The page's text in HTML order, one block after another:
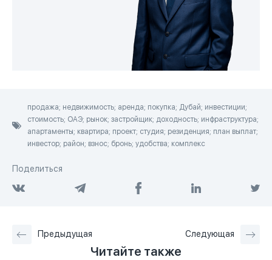
продажа; недвижимость; аренда; покупка; Дубай; инвестиции;
стоимость; ОАЭ; рынок; застройщик; доходность; инфраструктура;
апартаменты; квартира; проект; студия; резиденция; план выплат;
инвестор; район; взнос; бронь; удобства; комплекс
Поделиться
Предыдущая Следующая
Читайте также